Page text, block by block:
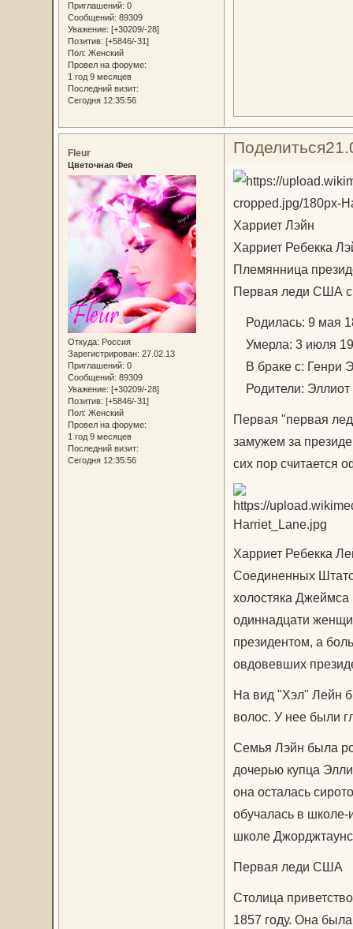
Приглашений: 0
Сообщений: 89309
Уважение: [+30209/-28]
Позитив: [+5846/-31]
Пол: Женский
Провел на форуме:
1 год 9 месяцев
Последний визит:
Сегодня 12:35:56
Поделиться
Fleur
Цветочная Фея
Откуда: Россия
Зарегистрирован: 27.02.13
Приглашений: 0
Сообщений: 89309
Уважение: [+30209/-28]
Позитив: [+5846/-31]
Пол: Женский
Провел на форуме:
1 год 9 месяцев
Последний визит:
Сегодня 12:35:56
Харриет Лэйн
Харриет Ребекка
Племянница
Первая леди США с
Родилась: 9 мая
Умерла: 3 июля
В браке с: Генри
Родители:
Первая "первая
замужем за
сих пор считается
Харриет Ребекка
Соединенных
холостяка
одиннадцати
президентом, а
овдовевших
На вид "Хэл" Лейн
волос. У нее были
Семья Лэйн была
дочерью купца
она осталась
обучалась в школе-
школе
Первая леди США
Столица
1857 году. Она